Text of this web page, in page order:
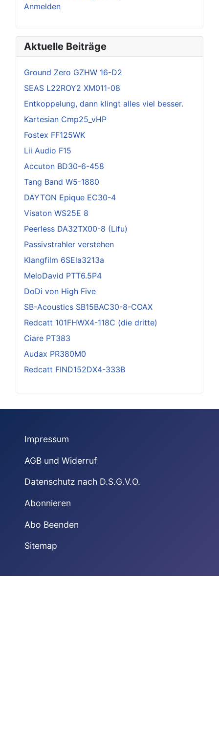
Anmelden
Aktuelle Beiträge
Ground Zero GZHW 16-D2
SEAS L22ROY2 XM011-08
Entkoppelung, dann klingt alles viel besser.
Kartesian Cmp25_vHP
Fostex FF125WK
Lii Audio F15
Accuton BD30-6-458
Tang Band W5-1880
DAYTON Epique EC30-4
Visaton WS25E 8
Peerless DA32TX00-8 (Lifu)
Passivstrahler verstehen
Klangfilm 6SEla3213a
MeloDavid PTT6.5P4
DoDi von High Five
SB-Acoustics SB15BAC30-8-COAX
Redcatt 101FHWX4-118C (die dritte)
Ciare PT383
Audax PR380M0
Redcatt FIND152DX4-333B
Impressum
AGB und Widerruf
Datenschutz nach D.S.G.V.O.
Abonnieren
Abo Beenden
Sitemap